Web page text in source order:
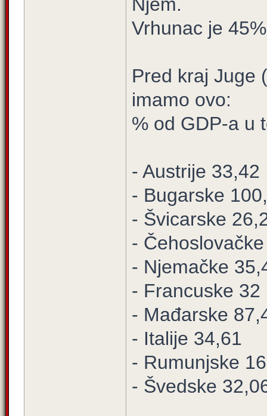
Vrhunac je
Pred kraj Juge
imamo ovo:
% od GDP-a u
- Austrije 33,42
- Bugarske
- Švicarske
-
- Njemačke
- Francuske 32
- Mađarske
- Italije 34,61
- Rumunjske
- Švedske